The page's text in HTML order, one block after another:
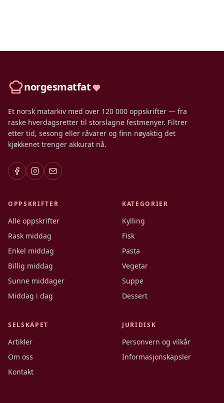
norgesmatfat
Et norsk matarkiv med over 120 000 oppskrifter — fra
raske hverdagsretter til storslagne festmenyer. Filtrer
etter tid, sesong eller råvarer og finn nøyaktig det
kjøkkenet trenger akkurat nå.
OPPSKRIFTER
Alle oppskrifter
Rask middag
Enkel middag
Billig middag
Sunne middager
Middag i dag
KATEGORIER
Kylling
Fisk
Pasta
Vegetar
Suppe
Dessert
SELSKAPET
Artikler
Om oss
Kontakt
JURIDISK
Personvern og vilkår
Informasjonskapsler